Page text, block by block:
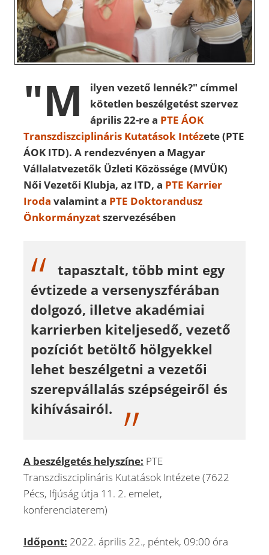
"M
ilyen vezető lennék?" címmel
kötetlen beszélgetést szervez
április 22-re a PTE ÁOK
Transzdiszciplináris Kutatások Intézete (PTE
ÁOK ITD). A rendezvényen a Magyar
Vállalatvezetők Üzleti Közössége (MVÜK)
Női Vezetői Klubja, az ITD, a PTE Karrier
Iroda valamint a PTE Doktorandusz
Önkormányzatszervezésében
tapasztalt, több mint egy
évtizede a versenyszférában
dolgozó, illetve akadémiai
karrierben kiteljesedő, vezető
pozíciót betöltő hölgyekkel
lehet beszélgetni a vezetői
szerepvállalás szépségeiről és
kihívásairól.
A beszélgetés helyszíne: PTE
Transzdiszciplináris Kutatások Intézete (7622
Pécs, Ifjúság útja 11. 2. emelet,
konferenciaterem)
Időpont: 2022. április 22., péntek, 09:00 óra